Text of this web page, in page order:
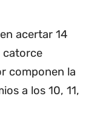
acertar 14
catorce
componen la
a los 10, 11,